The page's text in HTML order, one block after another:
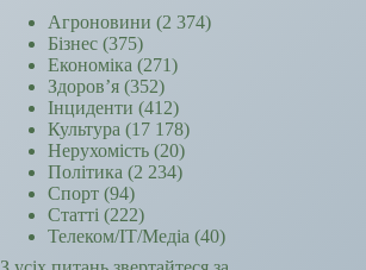
Агроновини (2 374)
Бізнес (375)
Економіка (271)
Здоров’я (352)
Інциденти (412)
Культура (17 178)
Нерухомість (20)
Політика (2 234)
Спорт (94)
Статті (222)
Телеком/ІТ/Медіа (40)